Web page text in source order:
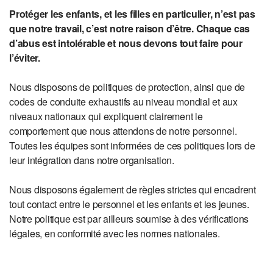
Protéger les enfants, et les filles en particulier, n’est pas
que notre travail, c’est notre raison d’être. Chaque cas
d’abus est intolérable et nous devons tout faire pour
l’éviter.
Nous disposons de politiques de protection, ainsi que de
codes de conduite exhaustifs au niveau mondial et aux
niveaux nationaux qui expliquent clairement le
comportement que nous attendons de notre personnel.
Toutes les équipes sont informées de ces politiques lors de
leur intégration dans notre organisation.
Nous disposons également de règles strictes qui encadrent
tout contact entre le personnel et les enfants et les jeunes.
Notre politique est par ailleurs soumise à des vérifications
légales, en conformité avec les normes nationales.